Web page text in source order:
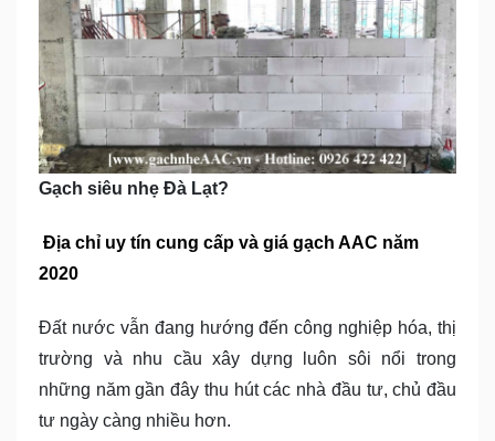
Gạch siêu nhẹ Đà Lạt?
Địa chỉ uy tín cung cấp và giá gạch AAC năm
2020
Đất nước vẫn đang hướng đến công nghiệp hóa, thị
trường và nhu cầu xây dựng luôn sôi nổi trong
những năm gần đây thu hút các nhà đầu tư, chủ đầu
tư ngày càng nhiều hơn.